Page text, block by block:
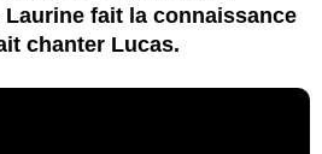
fait la connaissance
chanter Lucas.